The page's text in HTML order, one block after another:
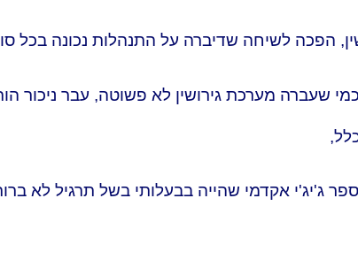
הפכה לשיחה שדיברה על התנהלות נכונה בכל
מערכת גירושין לא פשוטה, עבר ניכור
ב אוגוסט 2005, בו נסגר בית הספר ג'יג'י אקדמי שהייה בבעלותי